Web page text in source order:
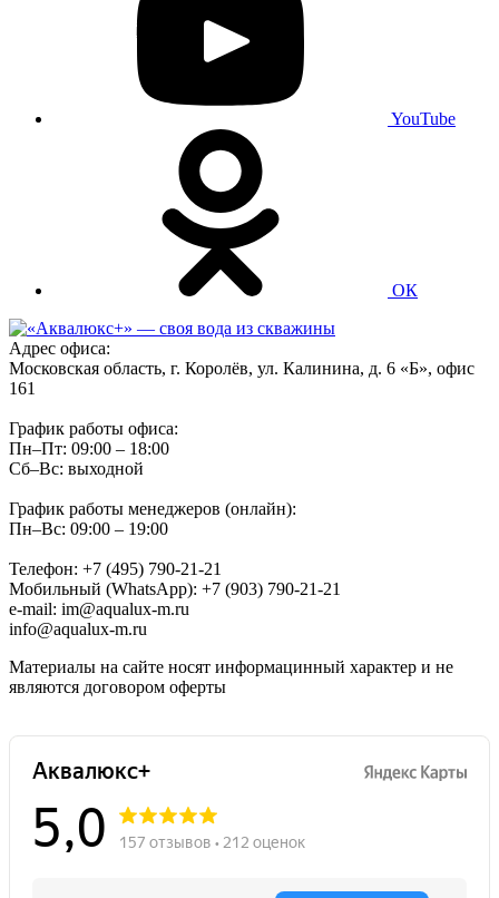
YouTube
ОК
Адрес офиса:
Московская область, г. Королёв, ул. Калинина, д. 6 «Б», офис
161
График работы офиса:
Пн–Пт: 09:00 – 18:00
Сб–Вс: выходной
График работы менеджеров (онлайн):
Пн–Вс: 09:00 – 19:00
Телефон: +7 (495) 790-21-21
Мобильный (WhatsApp): +7 (903) 790-21-21
e-mail: im@aqualux-m.ru
info@aqualux-m.ru
Материалы на сайте носят информацинный характер и не
являются договором оферты